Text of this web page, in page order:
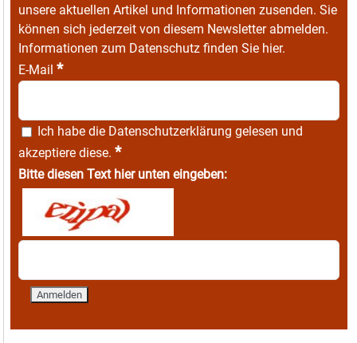
unsere aktuellen Artikel und Informationen zusenden. Sie
können sich jederzeit von diesem Newsletter abmelden.
Informationen zum Datenschutz finden Sie hier.
E-Mail *
Ich habe die Datenschutzerklärung gelesen und
akzeptiere diese. *
Bitte diesen Text hier unten eingeben: